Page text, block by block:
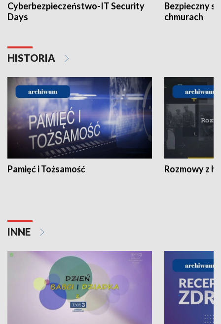
Cyberbezpieczeństwo-IT Security
Days
Bezpieczny
chmurach
HISTORIA
Pamięć i Tożsamość Rozmowy z
INNE